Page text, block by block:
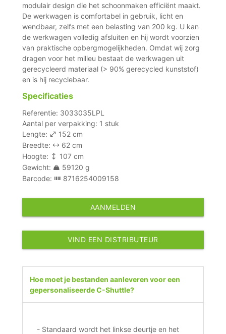
modulair design die het schoonmaken efficiënt maakt.
De werkwagen is comfortabel in gebruik, licht en
wendbaar, zelfs met een belasting van 200 kg. U kan
de werkwagen volledig afsluiten en hij wordt voorzien
van praktische opbergmogelijkheden. Omdat wij zorg
dragen voor het milieu bestaat de werkwagen uit
gerecycleerd materiaal (> 90% gerecycled kunststof)
en is hij recyclebaar.
Specificaties
Referentie: 3033035LPL
Aantal per verpakking: 1 stuk
Lengte:
152 cm
Breedte:
62 cm
Hoogte:
107 cm
Gewicht:
59120 g
Barcode:
8716254009158
AANMELDEN
VIND EEN DISTRIBUTEUR
Hoe moet je bestanden aanleveren voor een
gepersonaliseerde C-Shuttle?
- Standaard wordt het linkse deurtje en het